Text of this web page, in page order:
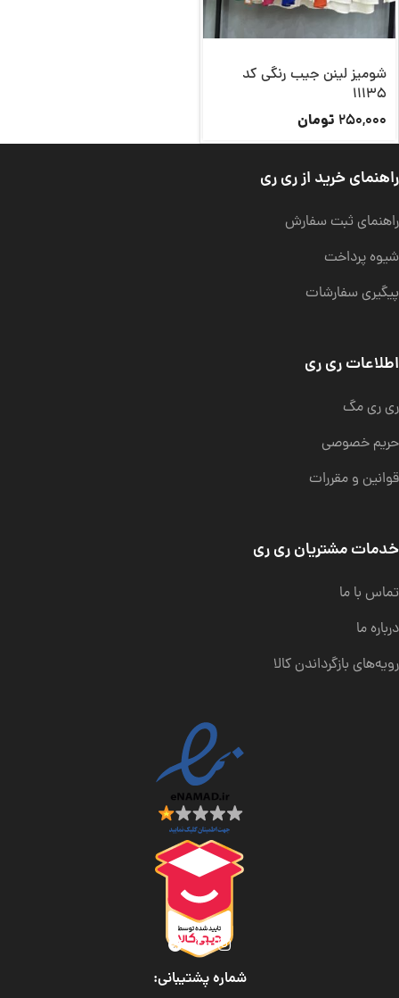
شومیز لینن جیب رنگی کد
11135
250,000 تومان
راهنمای خرید از ری ری
راهنمای ثبت سفارش
شیوه پرداخت
پیگیری سفارشات
اطلاعات ری ری
ری ری مگ
حریم خصوصی
قوانین و مقررات
خدمات مشتریان ری ری
تماس با ما
درباره ما
رویه‌های بازگرداندن کالا
شماره پشتیبانی: